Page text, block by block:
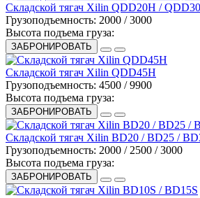
Складской тягач Xilin QDD20H /
Грузоподъемность: 2000 / 3000
Высота подъема груза:
ЗАБРОНИРОВАТЬ
Складской тягач Xilin QDD45H
Грузоподъемность: 4500 / 9900
Высота подъема груза:
ЗАБРОНИРОВАТЬ
Складской тягач Xilin BD20 / BD25 /
Грузоподъемность: 2000 / 2500 / 3000
Высота подъема груза:
ЗАБРОНИРОВАТЬ